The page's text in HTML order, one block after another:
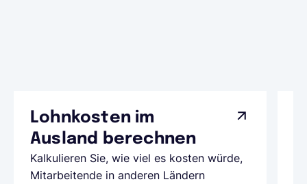
Lohnkosten im
Ausland berechnen
Kalkulieren Sie, wie viel es kosten würde,
Mitarbeitende in anderen Ländern